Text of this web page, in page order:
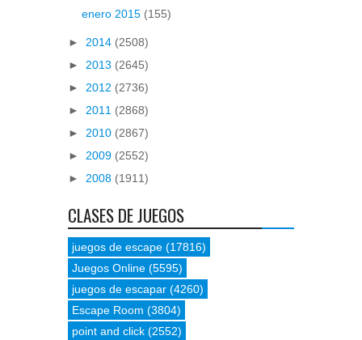
enero 2015 (155)
► 2014 (2508)
► 2013 (2645)
► 2012 (2736)
► 2011 (2868)
► 2010 (2867)
► 2009 (2552)
► 2008 (1911)
CLASES DE JUEGOS
juegos de escape (17816)
Juegos Online (5595)
juegos de escapar (4260)
Escape Room (3804)
point and click (2552)